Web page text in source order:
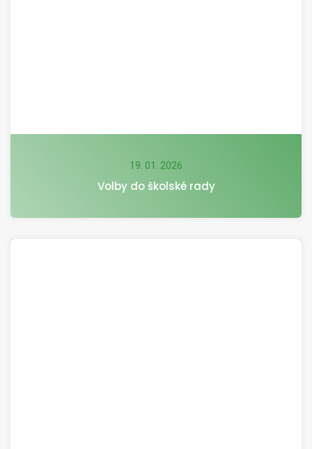
19. 01. 2026
Volby do školské rady